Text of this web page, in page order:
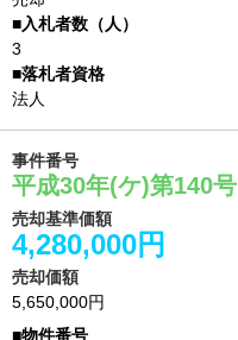
3
法人
事件番号
平成30年(ケ)第140号
売却基準価額
4,280,000円
売却価額
5,650,000円